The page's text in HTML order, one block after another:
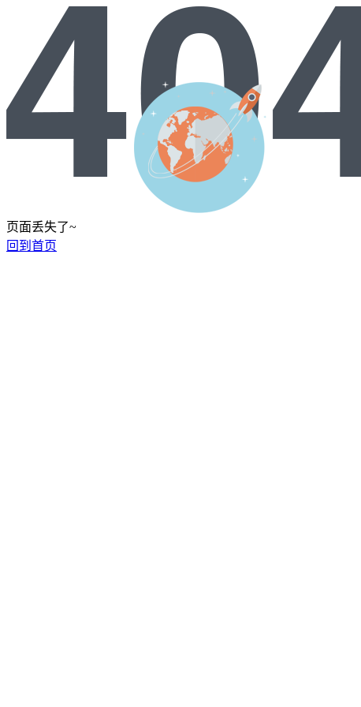
页面丢失了~
回到首页